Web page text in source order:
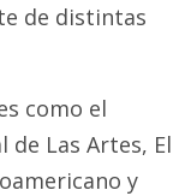
de distintas
como el
de Las Artes, El
y